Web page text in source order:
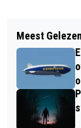
LEGER
RHEDEN
DE OPEN
Meest Gelezen